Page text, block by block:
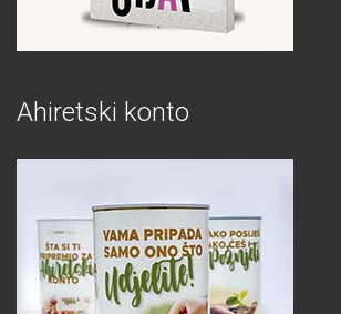
Ahiretski konto